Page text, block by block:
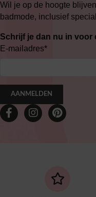
Wil je op de hoogte
badmode, inclusief
Schrijf je dan nu in voor
E-mailadres*
AANMELDEN